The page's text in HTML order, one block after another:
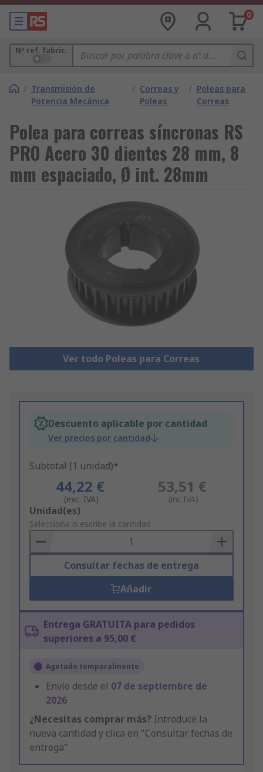
0
Nº ref. fabric.
/ Transmisión de
Potencia Mecánica
/ Correas y
Poleas
/ Poleas para
Correas
Polea para correas síncronas RS
PRO Acero 30 dientes 28 mm, 8
mm espaciado, Ø int. 28mm
Ver todo Poleas para Correas
Descuento aplicable por cantidad
Ver precios por cantidad
Subtotal (1 unidad)*
44,22 €
(exc. IVA)
53,51 €
(inc.IVA)
Add
to
Basket
Unidad(es)
Selecciona o escribe la cantidad
Consultar fechas de entrega
Añadir
Entrega GRATUITA para pedidos
superiores a 95,00 €
Agotado temporalmente
Envío desde el 07 de septiembre de
2026
¿Necesitas comprar más? Introduce la
nueva cantidad y clica en "Consultar fechas de
entrega"